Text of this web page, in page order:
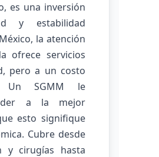
es una inversión
y estabilidad
la atención
ofrece servicios
pero a un costo
Un SGMM le
a la mejor
esto signifique
Cubre desde
y cirugías hasta